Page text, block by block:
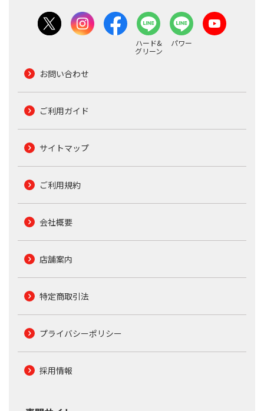
ハード&
グリーン
パワー
お問い合わせ
ご利用ガイド
サイトマップ
ご利用規約
会社概要
店舗案内
特定商取引法
プライバシーポリシー
採用情報